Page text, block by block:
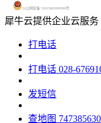
川公网安备 51015602000580号
犀牛云提供企业云服务
打电话
打电话 028-
发短信
查地图 747385630